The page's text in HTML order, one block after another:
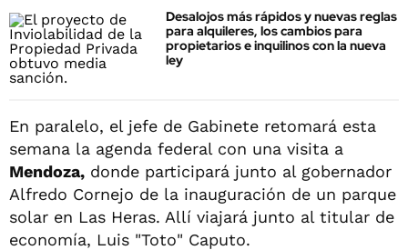
Desalojos más rápidos y nuevas reglas
para alquileres, los cambios para
propietarios e inquilinos con la nueva
ley
En paralelo, el jefe de Gabinete retomará esta
semana la agenda federal con una visita a
Mendoza, donde participará junto al gobernador
Alfredo Cornejo de la inauguración de un parque
solar en Las Heras. Allí viajará junto al titular de
economía, Luis "Toto" Caputo.